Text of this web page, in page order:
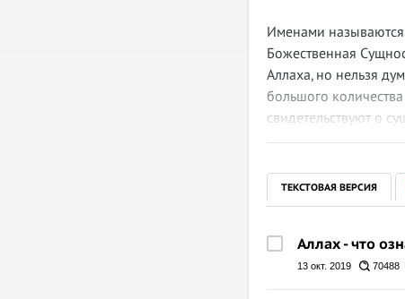
Именами называются
Божественная
Аллаха, но нельзя
большого
свидетельствуют о
познает своего
ТЕКСТОВАЯ ВЕРСИЯ
Аллах - что
13 окт. 2019 70488